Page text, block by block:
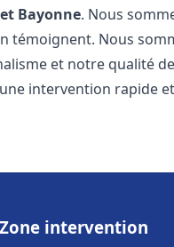
Bayonne. Nous
témoignent. Nous
et notre qualité
intervention rapide
Zone intervention